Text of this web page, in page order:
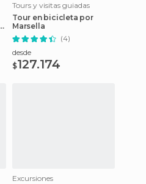
Tours y visitas guiadas
Tour en bicicleta por
Marsella
(4)
desde
$127.174
Excursiones